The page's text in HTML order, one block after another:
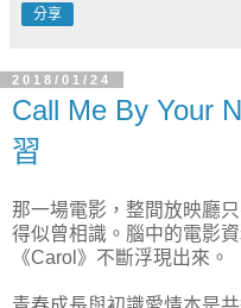
分享
2018/01/24
Call Me By Your
習
那一場電影，整間放映廳
得似曾相識。腦中的電影
《Carol》不斷浮現出來。